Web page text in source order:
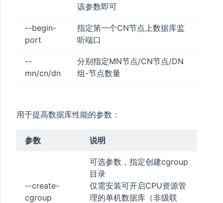
该参数即可
--begin-
port
指定第一个CN节点上数据库监
听端口
--
mn/cn/dn
分别指定MN节点/CN节点/DN
组-节点数量
用于提高数据库性能的参数：
参数 说明
--create-
cgroup
可选参数，指定创建cgroup
目录
仅需安装可开启CPU资源管
理的单机数据库（非级联